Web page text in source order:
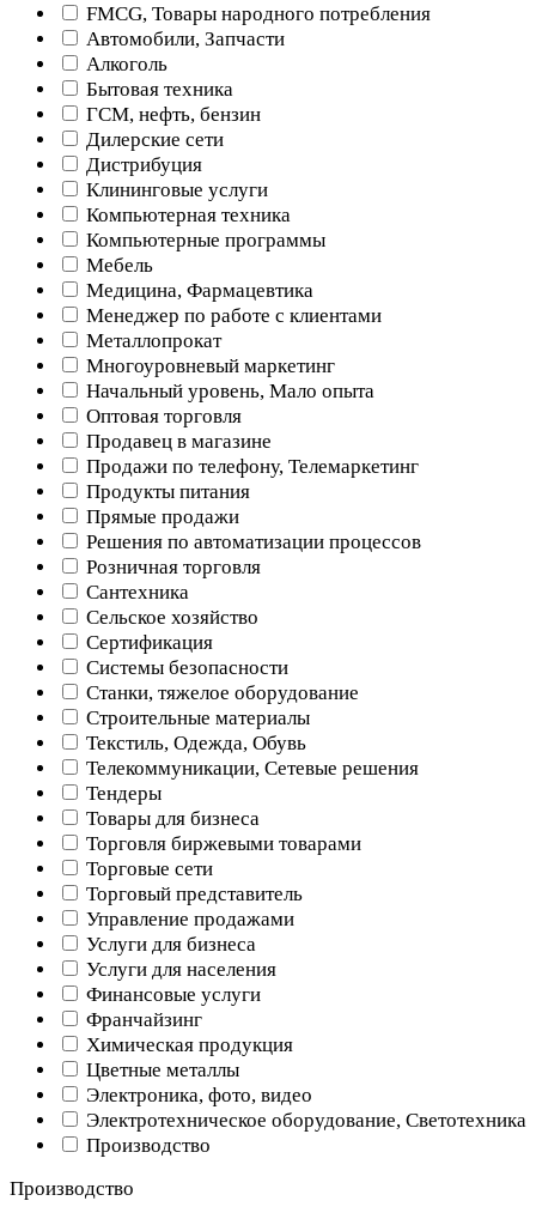
FMCG, Товары народного потребления
Автомобили, Запчасти
Алкоголь
Бытовая техника
ГСМ, нефть, бензин
Дилерские сети
Дистрибуция
Клининговые услуги
Компьютерная техника
Компьютерные программы
Мебель
Медицина, Фармацевтика
Менеджер по работе с клиентами
Металлопрокат
Многоуровневый маркетинг
Начальный уровень, Мало опыта
Оптовая торговля
Продавец в магазине
Продажи по телефону, Телемаркетинг
Продукты питания
Прямые продажи
Решения по автоматизации процессов
Розничная торговля
Сантехника
Сельское хозяйство
Сертификация
Системы безопасности
Станки, тяжелое оборудование
Строительные материалы
Текстиль, Одежда, Обувь
Телекоммуникации, Сетевые решения
Тендеры
Товары для бизнеса
Торговля биржевыми товарами
Торговые сети
Торговый представитель
Управление продажами
Услуги для бизнеса
Услуги для населения
Финансовые услуги
Франчайзинг
Химическая продукция
Цветные металлы
Электроника, фото, видео
Электротехническое оборудование, Светотехника
Производство
Производство